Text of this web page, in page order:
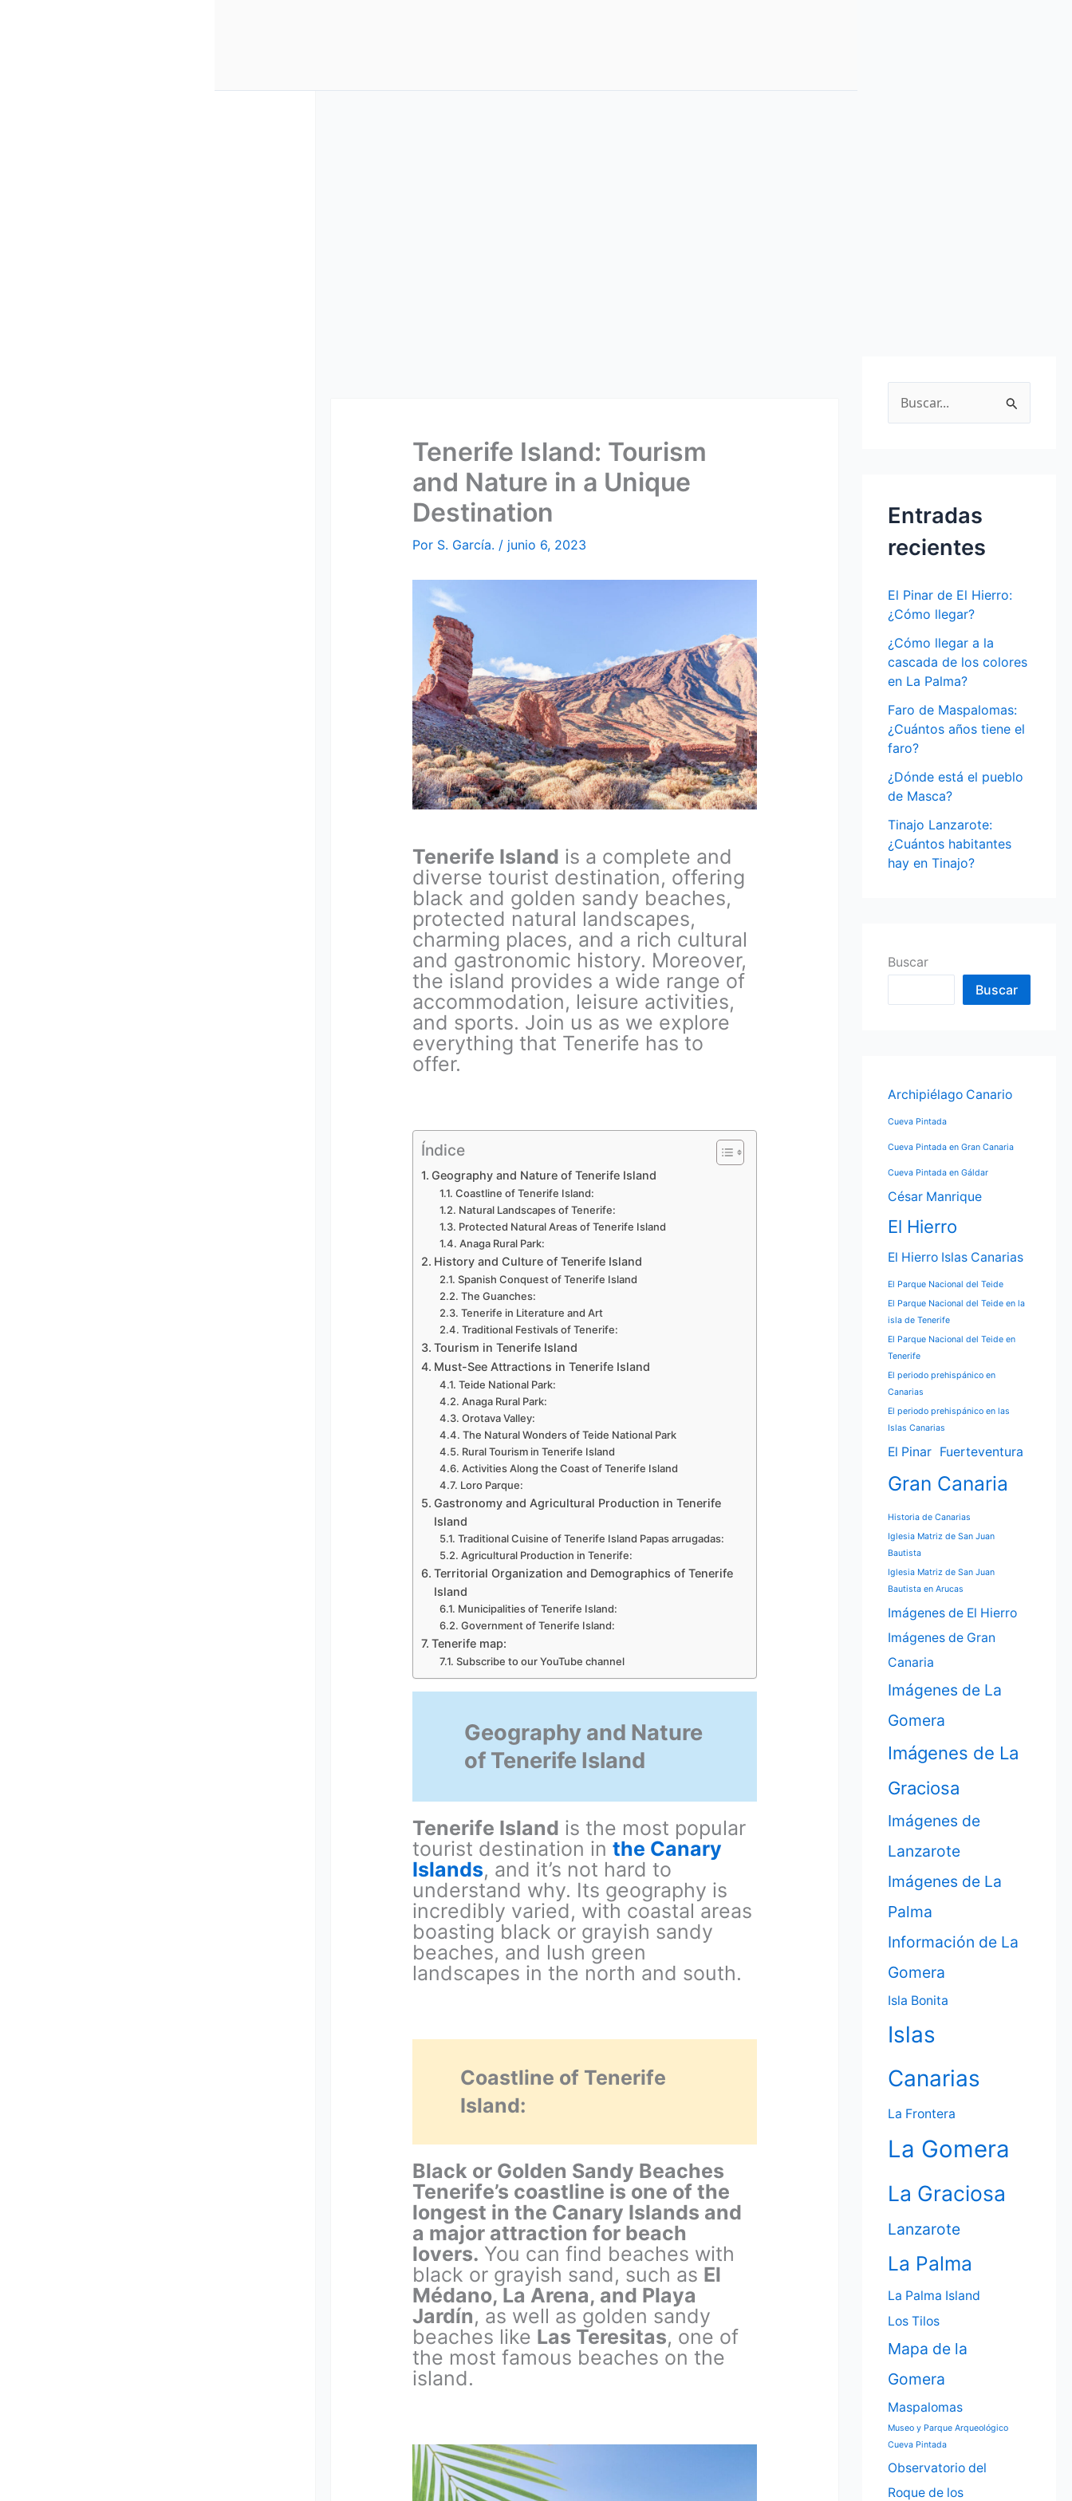
Tenerife Island: Tourism
and Nature in a Unique
Destination
Por S. García. / junio 6, 2023
Tenerife Island is a complete and
diverse tourist destination, offering
black and golden sandy beaches,
protected natural landscapes,
charming places, and a rich cultural
and gastronomic history. Moreover,
the island provides a wide range of
accommodation, leisure activities,
and sports. Join us as we explore
everything that Tenerife has to
offer.
Índice
Geography and Nature of Tenerife Island
Coastline of Tenerife Island:
Natural Landscapes of Tenerife:
Protected Natural Areas of Tenerife Island
Anaga Rural Park:
History and Culture of Tenerife Island
Spanish Conquest of Tenerife Island
The Guanches:
Tenerife in Literature and Art
Traditional Festivals of Tenerife:
Tourism in Tenerife Island
Must-See Attractions in Tenerife Island
Teide National Park:
Anaga Rural Park:
Orotava Valley:
The Natural Wonders of Teide National Park
Rural Tourism in Tenerife Island
Activities Along the Coast of Tenerife Island
Loro Parque:
Gastronomy and Agricultural Production in Tenerife
Island
Traditional Cuisine of Tenerife Island Papas arrugadas:
Agricultural Production in Tenerife:
Territorial Organization and Demographics of Tenerife
Island
Municipalities of Tenerife Island:
Government of Tenerife Island:
Tenerife map:
Subscribe to our YouTube channel
Geography and Nature
of Tenerife Island
Tenerife Island is the most popular
tourist destination inthe Canary
Islands, and it’s not hard to
understand why. Its geography is
incredibly varied, with coastal areas
boasting black or grayish sandy
beaches, and lush green
landscapes in the north and south.
Coastline of Tenerife
Island:
Black or Golden Sandy Beaches
Tenerife’s coastline is one of the
longest in the Canary Islands and
a major attraction for beach
lovers. You can find beaches with
black or grayish sand, such as El
Médano, La Arena, and Playa
Jardín, as well as golden sandy
beaches like Las Teresitas, one of
the most famous beaches on the
island.
u
r
p
r
:
Entradas
recientes
El Pinar de El Hierro:
¿Cómo llegar?
¿Cómo llegar a la
cascada de los colores
en La Palma?
Faro de Maspalomas:
¿Cuántos años tiene el
faro?
¿Dónde está el pueblo
de Masca?
Tinajo Lanzarote:
¿Cuántos habitantes
hay en Tinajo?
Buscar
Buscar
Archipiélago Canario
Cueva Pintada
Cueva Pintada en Gran Canaria
Cueva Pintada en Gáldar
César Manrique
El Hierro
El Hierro Islas Canarias
El Parque Nacional del Teide
El Parque Nacional del Teide en la
isla de Tenerife
El Parque Nacional del Teide en
Tenerife
El periodo prehispánico en
Canarias
El periodo prehispánico en las
Islas Canarias
El Pinar Fuerteventura
Gran Canaria
Historia de Canarias
Iglesia Matriz de San Juan
Bautista
Iglesia Matriz de San Juan
Bautista en Arucas
Imágenes de El Hierro
Imágenes de Gran
Canaria
Imágenes de La
Gomera
Imágenes de La
Graciosa
Imágenes de
Lanzarote
Imágenes de La
Palma
Información de La
Gomera
Isla Bonita
Islas
Canarias
La Frontera
La Gomera
La Graciosa
Lanzarote
La Palma
La Palma Island
Los Tilos
Mapa de la
Gomera
Maspalomas
Museo y Parque Arqueológico
Cueva Pintada
Observatorio del
Roque de los